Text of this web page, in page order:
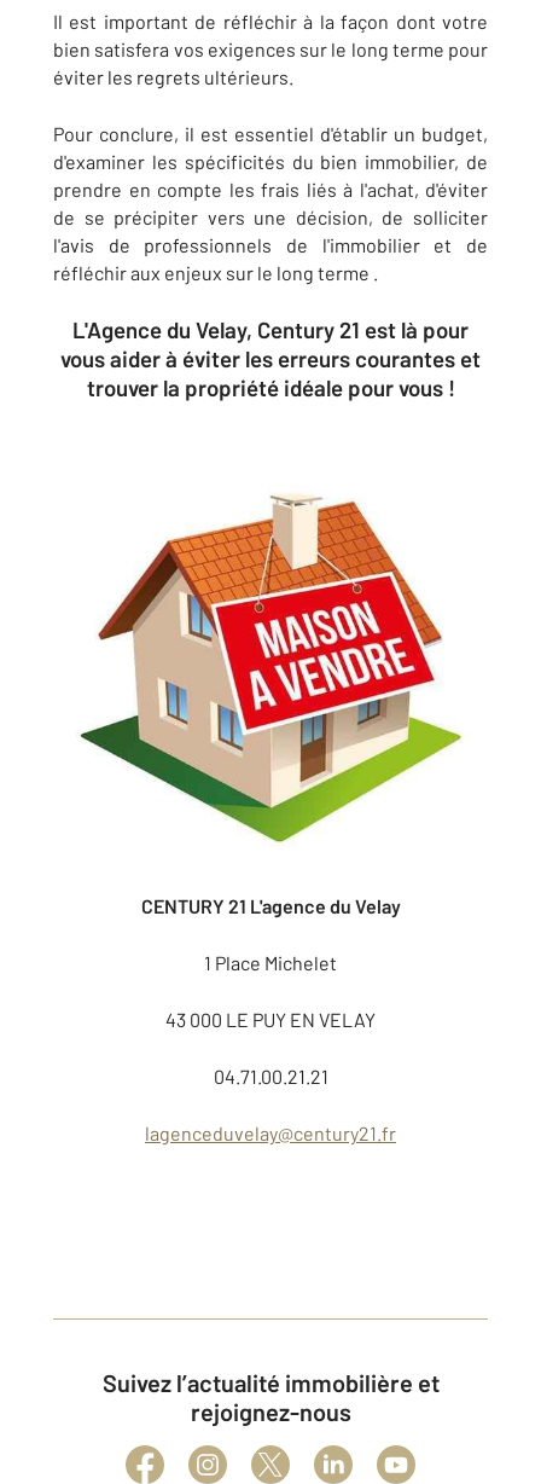
Il est important de réfléchir à la façon dont votre
bien satisfera vos exigences sur le long terme pour
éviter les regrets ultérieurs.
Pour conclure, il est essentiel d'établir un budget,
d'examiner les spécificités du bien immobilier, de
prendre en compte les frais liés à l'achat, d'éviter
de se précipiter vers une décision, de solliciter
l'avis de professionnels de l'immobilier et de
réfléchir aux enjeux sur le long terme .
L'Agence du Velay, Century 21 est là pour
vous aider à éviter les erreurs courantes et
trouver la propriété idéale pour vous !
CENTURY 21 L'agence du Velay
1 Place Michelet
43 000 LE PUY EN VELAY
04.71.00.21.21
lagenceduvelay@century21.fr
Suivez l’actualité immobilière et
rejoignez-nous